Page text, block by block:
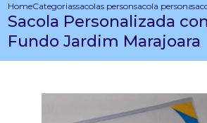
HomeCategoriassacolas personalizadas
sacola
Sacola Personalizada
Fundo Jardim Marajoara